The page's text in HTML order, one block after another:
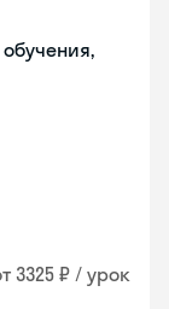
3325 ₽ / урок